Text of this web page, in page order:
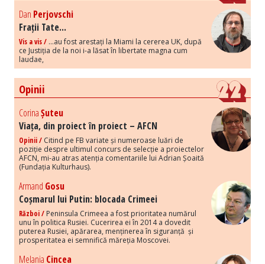
Dan Perjovschi
Frații Tate...
Vis a vis / ...au fost arestați la Miami la cererea UK, după
ce Justiția de la noi i-a lăsat în libertate magna cum
laudae,
Opinii
CorinaȘuteu
Viața, din proiect în proiect – AFCN
Opinii / Citind pe FB variate și numeroase luări de
poziție despre ultimul concurs de selecție a proiectelor
AFCN, mi-au atras atenția comentariile lui Adrian Șoaită
(Fundația Kulturhaus).
Armand Gosu
Coșmarul lui Putin: blocada Crimeei
Război / Peninsula Crimeea a fost prioritatea numărul
unu în politica Rusiei. Cucerirea ei în 2014 a dovedit
puterea Rusiei, apărarea, menținerea în siguranță și
prosperitatea ei semnifică măreția Moscovei.
Melania Cincea